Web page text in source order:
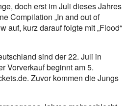
doch erst im Juli dieses Jahres
Compilation „In and out of
auf, kurz darauf folgte mit „Flood“
sind der 22. Juli in
Vorverkauf beginnt am 5.
Zuvor kommen die Jungs